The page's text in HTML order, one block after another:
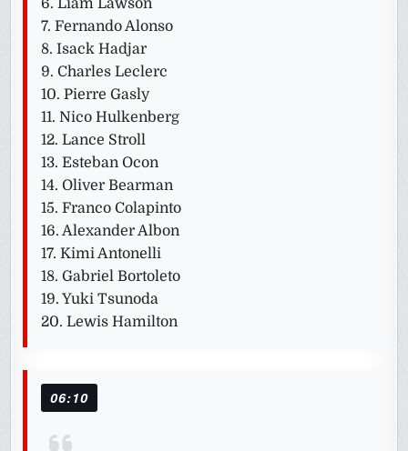
6. Liam Lawson
7. Fernando Alonso
8. Isack Hadjar
9. Charles Leclerc
10. Pierre Gasly
11. Nico Hulkenberg
12. Lance Stroll
13. Esteban Ocon
14. Oliver Bearman
15. Franco Colapinto
16. Alexander Albon
17. Kimi Antonelli
18. Gabriel Bortoleto
19. Yuki Tsunoda
20. Lewis Hamilton
06:10